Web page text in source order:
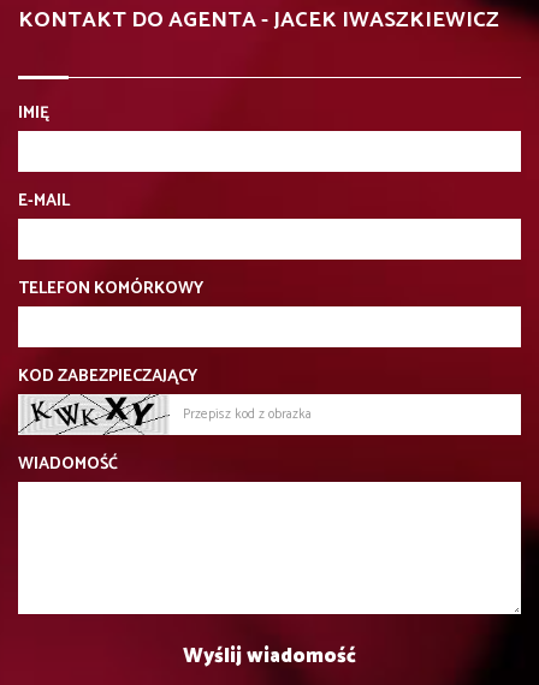
KONTAKT DO AGENTA - JACEK IWASZKIEWICZ
IMIĘ
E-MAIL
TELEFON KOMÓRKOWY
KOD ZABEZPIECZAJĄCY
WIADOMOŚĆ